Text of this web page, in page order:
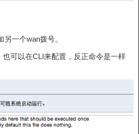
一个wan拨号。
可以在CLI来配置，反正命令是一样